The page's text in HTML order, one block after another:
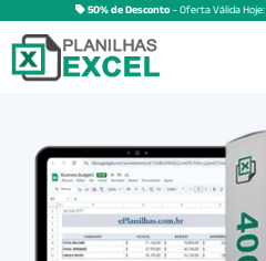
50% de Desconto– Oferta Válida Hoje: